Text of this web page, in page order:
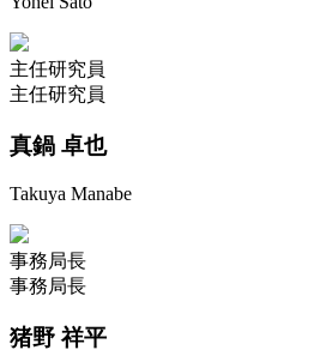
主任研究員
主任研究員
真鍋 卓也
Takuya Manabe
事務局長
事務局長
猪野 祥平